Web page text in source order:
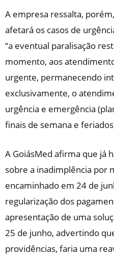
A empresa ressalta,
afetará os casos de
“a eventual paralisação
momento, aos
urgente, permanecendo
exclusivamente, o
urgência e emergência
finais de semana e
A GoiásMed afirma que já
sobre a inadimplência por
encaminhado em 24 de
regularização dos
apresentação de uma
25 de junho, advertindo
providências, faria uma